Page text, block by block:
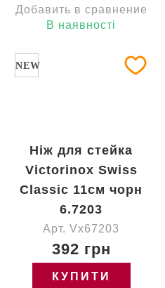
Добавить в сравнение
В наявності
NEW
Ніж для стейка
Victorinox Swiss
Classic 11см чорн
6.7203
Арт. Vx67203
392 грн
КУПИТИ